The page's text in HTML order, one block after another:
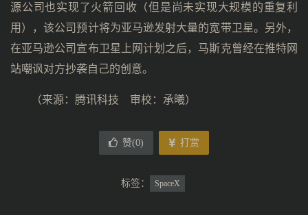
源公司也实现了火箭回收（但是尚未实现大规模的重复利
用），该公司预计将为亚马逊发射大量的宽带卫星。另外，
在亚马逊公司宣布卫星上网计划之后，马斯克曾经在推特网
站嘲讽对方抄袭自己的创意。
（来源：腾讯科技 审校：承曦）
赞(0) 打赏
标签： SpaceX